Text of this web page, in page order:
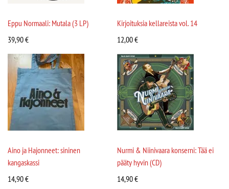
Eppu Normaali: Mutala (3 LP)
39,90€
Kirjoituksia kellareista vol. 14
12,00€
Aino ja Hajonneet: sininen
kangaskassi
14,90€
Nurmi & Niinivaara konserni: Tää ei
pääty hyvin (CD)
14,90€